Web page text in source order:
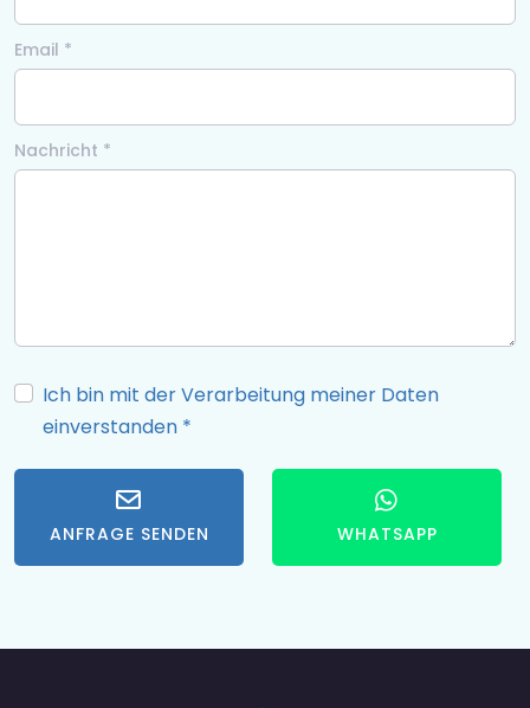
Email *
Nachricht *
Ich bin mit der Verarbeitung meiner Daten
einverstanden *
ANFRAGE SENDEN WHATSAPP